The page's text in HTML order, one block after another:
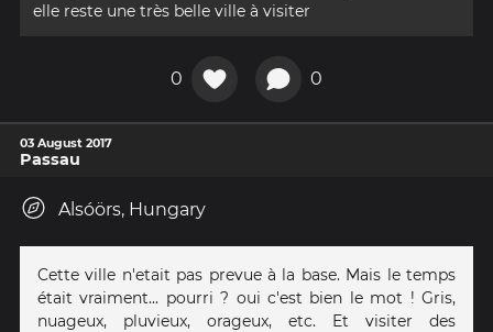
elle reste une très belle ville à visiter
0 0
03 August 2017
Passau
Alsóörs, Hungary
Cette ville n'etait pas prevue à la base. Mais le temps
était vraiment... pourri ? oui c'est bien le mot ! Gris,
nuageux, pluvieux, orageux, etc. Et visiter des